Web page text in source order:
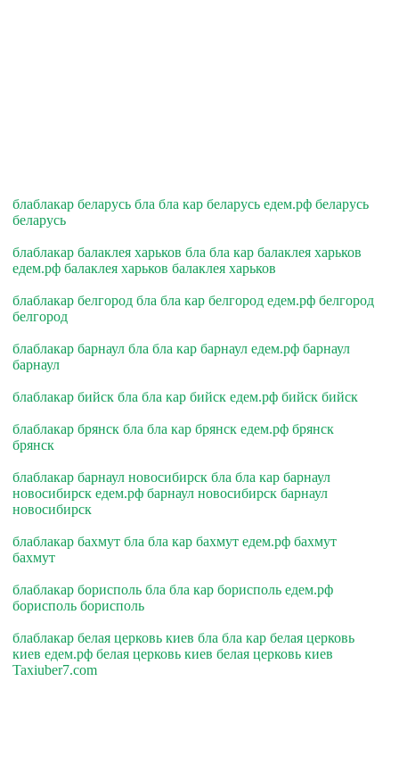
блаблакар беларусь бла бла кар беларусь едем.рф беларусь
беларусь
блаблакар балаклея харьков бла бла кар балаклея харьков
едем.рф балаклея харьков балаклея харьков
блаблакар белгород бла бла кар белгород едем.рф белгород
белгород
блаблакар барнаул бла бла кар барнаул едем.рф барнаул
барнаул
блаблакар бийск бла бла кар бийск едем.рф бийск бийск
блаблакар брянск бла бла кар брянск едем.рф брянск
брянск
блаблакар барнаул новосибирск бла бла кар барнаул
новосибирск едем.рф барнаул новосибирск барнаул
новосибирск
блаблакар бахмут бла бла кар бахмут едем.рф бахмут
бахмут
блаблакар борисполь бла бла кар борисполь едем.рф
борисполь борисполь
блаблакар белая церковь киев бла бла кар белая церковь
киев едем.рф белая церковь киев белая церковь киев
Taxiuber7.com